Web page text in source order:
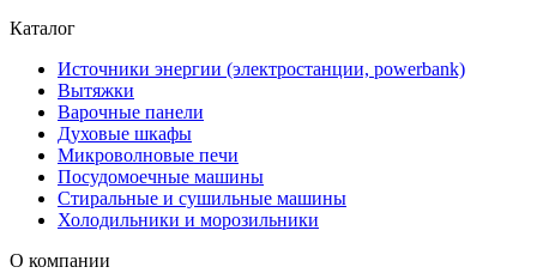
Каталог
Источники энергии (электростанции, powerbank)
Вытяжки
Варочные панели
Духовые шкафы
Микроволновые печи
Посудомоечные машины
Стиральные и сушильные машины
Холодильники и морозильники
О компании